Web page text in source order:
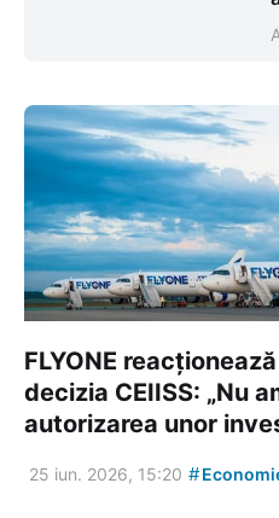
FLYONE
decizia CEIISS: „Nu
autorizarea unor
25 iun. 2026, 15:20 #